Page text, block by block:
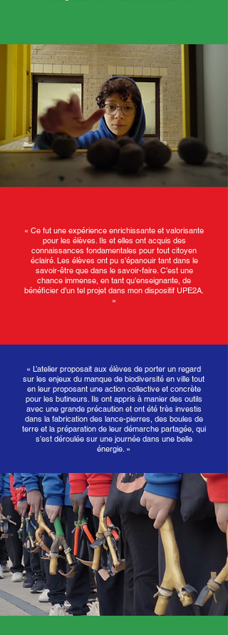
« Ce fut une expérience enrichissante et valorisante
pour les élèves. Ils et elles ont acquis des
connaissances fondamentales pour tout citoyen
éclairé. Les élèves ont pu s’épanouir tant dans le
savoir-être que dans le savoir-faire. C’est une
chance immense, en tant qu’enseignante, de
bénéficier d’un tel projet dans mon dispositif UPE2A.
»
« L’atelier proposait aux élèves de porter un regard
sur les enjeux du manque de biodiversité en ville tout
en leur proposant une action collective et concrète
pour les butineurs. Ils ont appris à manier des outils
avec une grande précaution et ont été très investis
dans la fabrication des lance-pierres, des boules de
terre et la préparation de leur démarche partagée, qui
s’est déroulée sur une journée dans une belle
énergie. »